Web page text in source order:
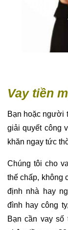
Bạn hoặc người
giải quyết công
khăn ngay tức
định nhà hay
đình hay công
Bạn cần vay
nhận tiền sau